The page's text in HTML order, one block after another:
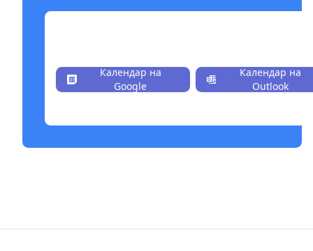
Календар на
Google
Календар на
Outlook